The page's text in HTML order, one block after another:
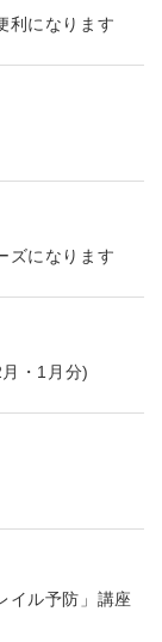
利になります
ズになります
・1月分)
イル予防」講座